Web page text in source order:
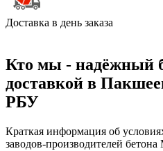
Доставка в день заказа
Кто мы - надёжный
доставкой в
РБУ
Краткая информация об
заводов-производителей бетона